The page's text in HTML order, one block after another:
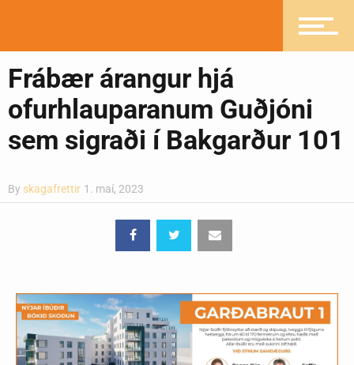
Ljósmyndasafn
Frábær árangur hjá
ofurhlauparanum Guðjóni
sem sigraði í Bakgarður 101
By skagafrettir 1. maí, 2023